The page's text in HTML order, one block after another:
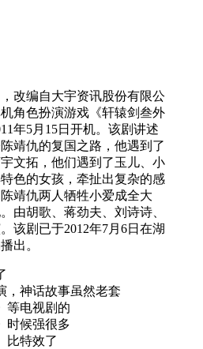
，改编自大宇资讯股份有限公
角色扮演游戏《轩辕剑叁外
年5月15日开机。该剧讲述
靖仇的复国之路，他遇到了
文拓，他们遇到了玉儿、小
色的女孩，牵扯出复杂的感
靖仇两人牺牲小爱成全大
由胡歌、蒋劲夫、刘诗诗、
该剧已于2012年7月6日在湖
出。
，神话故事虽然老套
等电视剧的
时候强很多
比特效了